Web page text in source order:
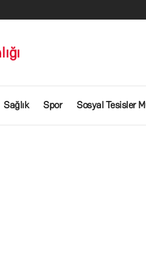
Sağlık Spor Sosyal Tesisler